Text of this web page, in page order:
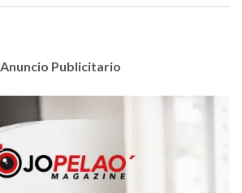
Anuncio Publicitario